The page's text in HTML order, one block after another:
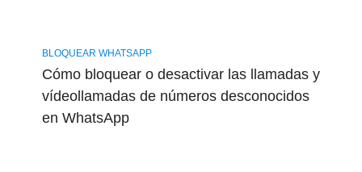
BLOQUEAR WHATSAPP
Cómo bloquear o desactivar las llamadas y
vídeollamadas de números desconocidos
en WhatsApp